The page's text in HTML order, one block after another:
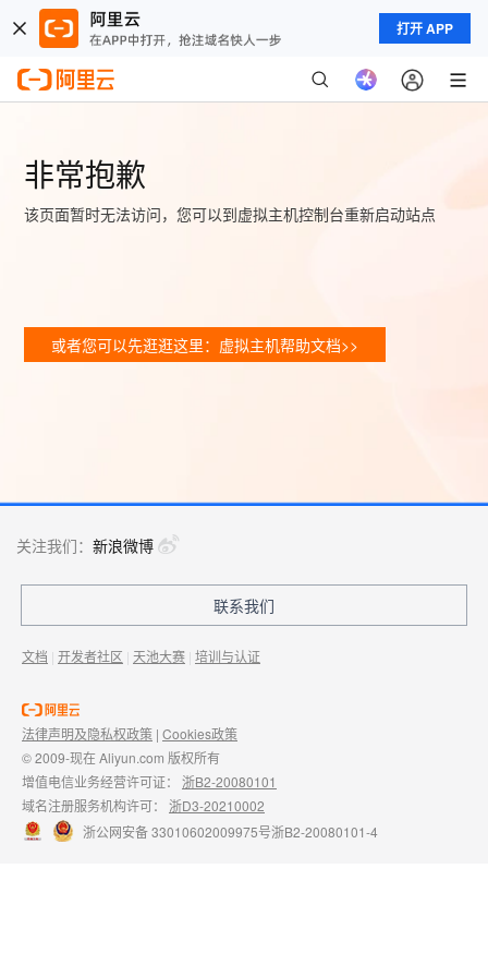
打开 APP
非常抱歉
该页面暂时无法访问，您可以到虚拟主机控制台重新启动站点
或者您可以先逛逛这里：虚拟主机帮助文档>>